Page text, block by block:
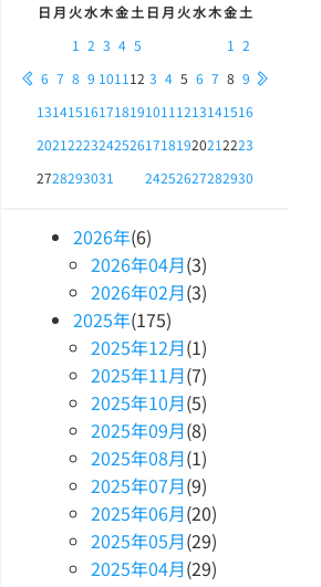
日 月 火水木金土
1 2 3 4 5
6 7 8 9 101112
13141516171819
20212223242526
2728293031
日 月 火水木金土
1 2
3 4 5 6 7 8 9
10111213141516
17181920212223
24252627282930
2026年(6)
2026年04月(3)
2026年02月(3)
2025年(175)
2025年12月(1)
2025年11月(7)
2025年10月(5)
2025年09月(8)
2025年08月(1)
2025年07月(9)
2025年06月(20)
2025年05月(29)
2025年04月(29)